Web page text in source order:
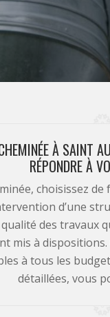
À SAINT
RÉPONDRE À
choisissez
d’une
des travaux
mis à
à tous les
détaillées, vous